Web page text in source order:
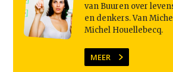
Artikelen
Contact
van Buuren over
en denkers. Van
Michel Houellebecq.
MEER